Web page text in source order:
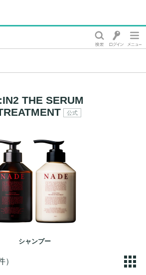
THE SERUM
公式
シャンプー
）